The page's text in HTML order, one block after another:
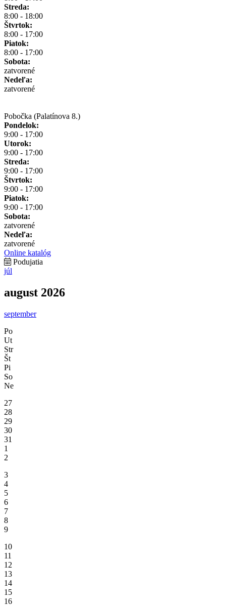
Streda:
8:00 - 18:00
Štvrtok:
8:00 - 17:00
Piatok:
8:00 - 17:00
Sobota:
zatvorené
Nedeľa:
zatvorené
Pobočka (Palatínova 8.)
Pondelok:
9:00 - 17:00
Utorok:
9:00 - 17:00
Streda:
9:00 - 17:00
Štvrtok:
9:00 - 17:00
Piatok:
9:00 - 17:00
Sobota:
zatvorené
Nedeľa:
zatvorené
Online katalóg
Podujatia
júl
august 2026
september
Po
Ut
Str
Št
Pi
So
Ne
27
28
29
30
31
1
2
3
4
5
6
7
8
9
10
11
12
13
14
15
16